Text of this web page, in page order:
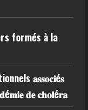
formés à la
𝐚𝐬𝐬𝐨𝐜𝐢é𝐬
𝐝𝐞 𝐜𝐡𝐨𝐥é𝐫𝐚